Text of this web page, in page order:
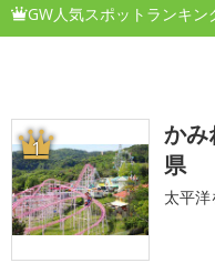
GW人気スポットランキン
1
かみ
県
太平